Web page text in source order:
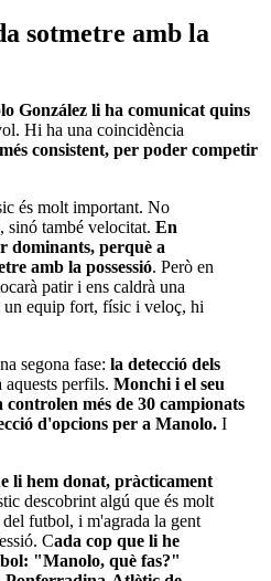
sotmetre amb la
González li ha comunicat quins
Hi ha una coincidència
consistent, per poder competir
és molt important. No
sinó també velocitat. En
dominants, perquè a
amb la possessió. Però en
patir i ens caldrà una
un equip fort, físic i veloç, hi
segona fase: la detecció dels
perfils. Monchi i el seu
més de 30 campionats
d'opcions per a Manolo. I
li hem donat, pràcticament
descobrint algú que és molt
futbol, i m'agrada la gent
Cada cop que li he
"Manolo, què fas?"